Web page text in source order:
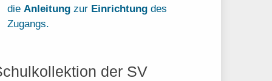
dieAnleitung zur Einrichtung des
Zugangs.
der SV